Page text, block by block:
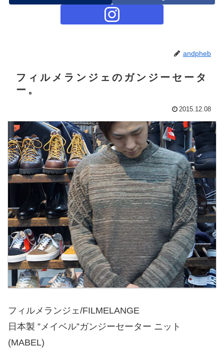
andpheb
フィルメランジェのガンジーセータ
ー。
2015.12.08
フィルメランジェ/FILMELANGE
日本製 ”メイベル”ガンジーセーター ニット
(MABEL)